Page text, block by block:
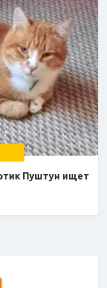
Пуштун ищет